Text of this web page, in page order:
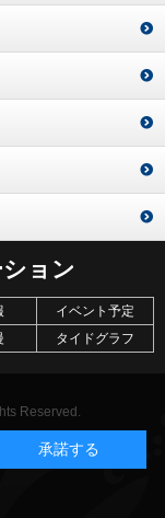
ョン
イベント予定
タイドグラフ
Reserved.
承諾する